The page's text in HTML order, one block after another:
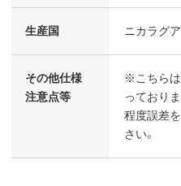
生産国 ニカラグ
その他仕様
注意点等
※こちらは
っており
程度誤差
さい。